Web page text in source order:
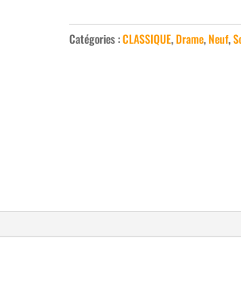
Catégories :CLASSIQUE,Drame,Neuf,